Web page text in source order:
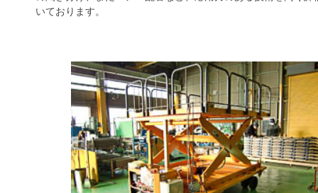
いております。